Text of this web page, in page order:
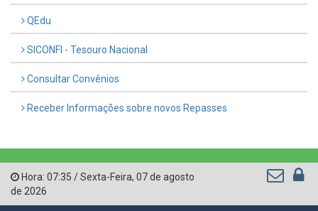
QEdu
SICONFI - Tesouro Nacional
Consultar Convênios
Receber Informações sobre novos Repasses
Hora: 07:35 /Sexta-Feira, 07 de agosto
de 2026